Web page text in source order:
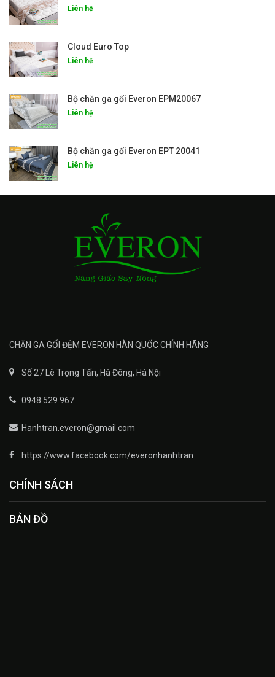
Liên hệ
Cloud Euro Top
Liên hệ
Bộ chăn ga gối Everon EPM20067
Liên hệ
Bộ chăn ga gối Everon EPT 20041
Liên hệ
CHĂN GA GỐI ĐỆM EVERON HÀN QUỐC CHÍNH HÃNG
Số 27 Lê Trọng Tấn, Hà Đông, Hà Nội
0948 529 967
Hanhtran.everon@gmail.com
https://www.facebook.com/everonhanhtran
CHÍNH SÁCH
BẢN ĐỒ